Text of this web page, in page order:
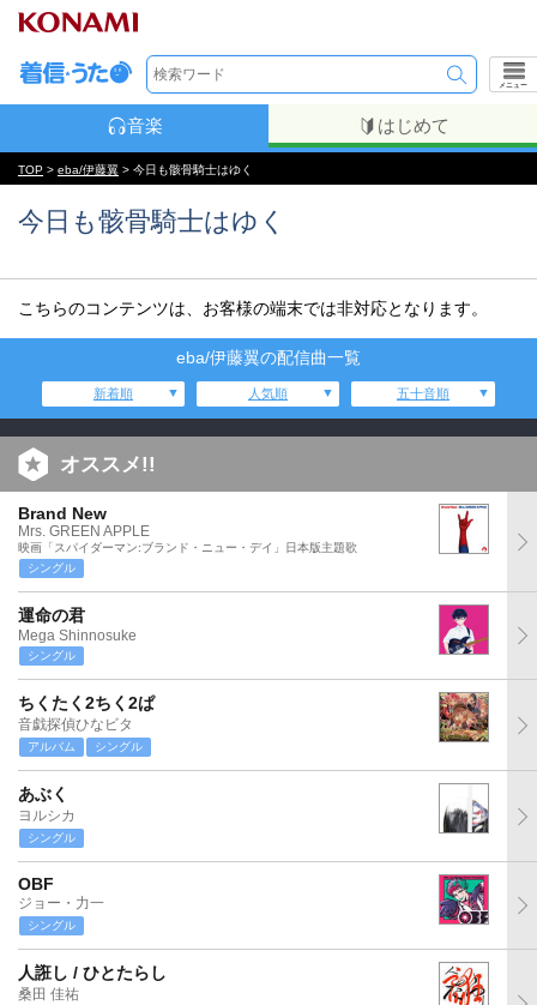
メニュー
音楽 はじめて
TOP > eba/伊藤翼 > 今日も骸骨騎士はゆく
今日も骸骨騎士はゆく
こちらのコンテンツは、お客様の端末では非対応となります。
eba/伊藤翼の配信曲一覧
新着順 人気順 五十音順
オススメ!!
Brand New
Mrs. GREEN APPLE
映画「スパイダーマン:ブランド・ニュー・デイ」日本版主題歌
シングル
運命の君
Mega Shinnosuke
シングル
ちくたく2ちく2ぱ
音戯探偵ひなビタ
アルバム シングル
あぶく
ヨルシカ
シングル
OBF
ジョー・力一
シングル
人誑し / ひとたらし
桑田 佳祐